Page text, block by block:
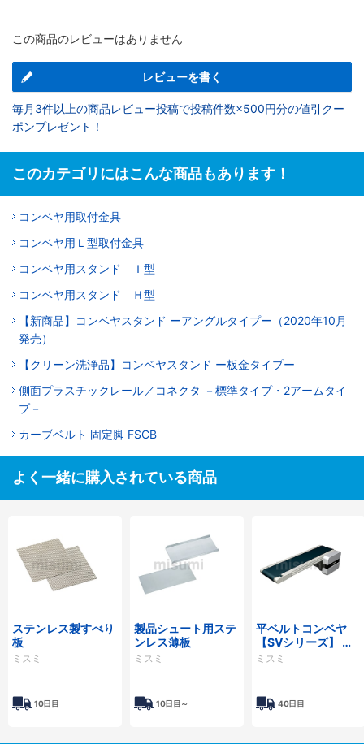
この商品のレビューはありません
レビューを書く
毎月3件以上の商品レビュー投稿で投稿件数×500円分の値引クー
ポンプレゼント！
このカテゴリにはこんな商品もあります！
コンベヤ用取付金具
コンベヤ用Ｌ型取付金具
コンベヤ用スタンド Ｉ型
コンベヤ用スタンド Ｈ型
【新商品】コンベヤスタンド ーアングルタイプー（2020年10月
発売）
【クリーン洗浄品】コンベヤスタンド ー板金タイプー
側面プラスチックレール／コネクタ －標準タイプ・2アームタイ
プ－
カーブベルト 固定脚 FSCB
よく一緒に購入されている商品
ステンレス製すべり
板
ミスミ
10日目
製品シュート用ステ
ンレス薄板
ミスミ
10日目～
平ベルトコンベヤ
【SVシリーズ】 ヘ
ッド駆動2溝フレー
ミスミ
40日目